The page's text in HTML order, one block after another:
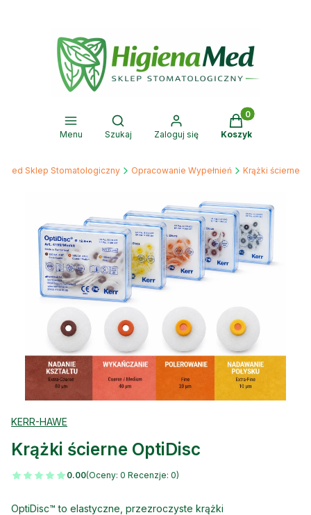
Menu
Otwórz wyszukiwarkę
Szukaj Zaloguj się
Produkty w
Koszyk
Med Sklep Stomatologiczny Opracowanie Wypełnień Krążki ścierne
KERR-HAWE
Krążki ścierne OptiDisc
0.00(Oceny: 0 Recenzje: 0)
OptiDisc™ to elastyczne, przezroczyste krążki